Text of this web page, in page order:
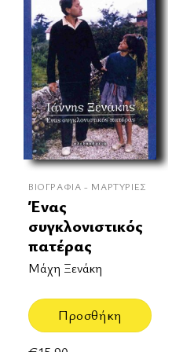
ΒΙΟΓΡΑΦΊΑ - ΜΑΡΤΥΡΊΕΣ
Ένας
συγκλονιστικός
πατέρας
Μάχη Ξενάκη
Προσθήκη